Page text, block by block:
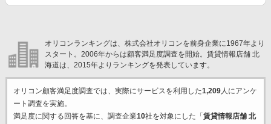
オリコンランキングは、株式会社オリコンを前身企業に1967年より
スタート。2006年からは顧客満足度調査を開始。賃貸情報店舗 北
海道は、2015年よりランキングを発表しています。
オリコン顧客満足度調査では、実際にサービスを利用した1,209人にアンケ
ート調査を実施。
満足度に関する回答を基に、調査企業10社を対象にした「 賃貸情報店舗 北